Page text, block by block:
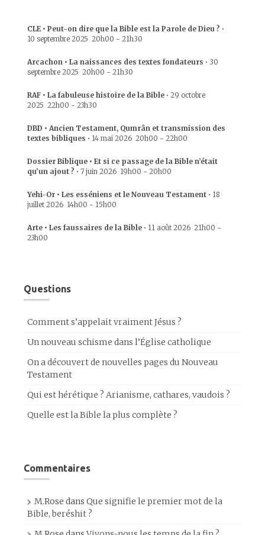
CLE • Peut-on dire que la Bible est la Parole de Dieu ? •
10 septembre 2025 20h00 - 21h30
Arcachon • La naissances des textes fondateurs • 30
septembre 2025 20h00 - 21h30
RAF • La fabuleuse histoire de la Bible • 29 octobre
2025 22h00 - 23h30
DBD • Ancien Testament, Qumrân et transmission des
textes bibliques • 14 mai 2026 20h00 - 22h00
Dossier Biblique • Et si ce passage de la Bible n’était
qu’un ajout ? • 7 juin 2026 19h00 - 20h00
Yehi-Or • Les esséniens et le Nouveau Testament • 18
juillet 2026 14h00 - 15h00
Arte • Les faussaires de la Bible • 11 août 2026 21h00 -
23h00
Questions
Comment s’appelait vraiment Jésus ?
Un nouveau schisme dans l’Église catholique
On a découvert de nouvelles pages du Nouveau
Testament
Qui est hérétique ? Arianisme, cathares, vaudois ?
Quelle est la Bible la plus complète ?
Commentaires
M.Rose dans Que signifie le premier mot de la
Bible, beréshit ?